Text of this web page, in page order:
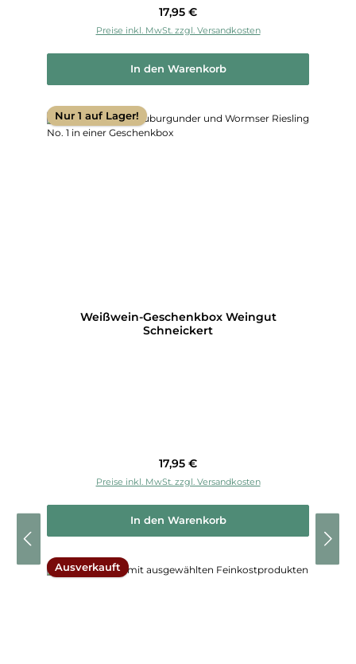
Regulärer Preis:
17,95 €
Preise inkl. MwSt. zzgl. Versandkosten
In den Warenkorb
Nur 1 auf Lager!
Weißwein-Geschenkbox Weingut
Schneickert
Regulärer Preis:
17,95 €
Preise inkl. MwSt. zzgl. Versandkosten
In den Warenkorb
Ausverkauft